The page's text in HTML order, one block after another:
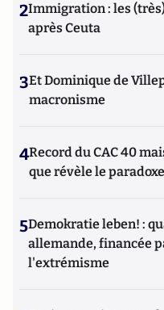
2Immigration : les
après Ceuta
3Et Dominique de
macronisme
4Record du CAC 40
que révèle le
5Demokratie leben! :
allemande, financée
l'extrémisme